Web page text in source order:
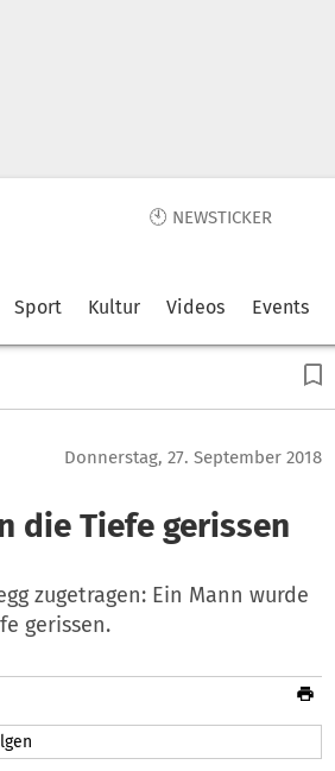
🕙 NEWSTICKER
Sport Kultur Videos Events
Donnerstag, 27. September 2018
die Tiefe gerissen
zugetragen: Ein Mann wurde
gerissen.